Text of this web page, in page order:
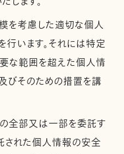
を考慮した適切な個人
います。それには特定
な範囲を超えた個人情
びそのための措置を講
全部又は一部を委託す
された個人情報の安全